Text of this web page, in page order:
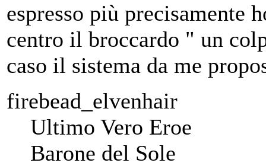
espresso più precisamente
centro il broccardo " un
caso il sistema da me
firebead_elvenhair
Ultimo Vero Eroe
Barone del Sole